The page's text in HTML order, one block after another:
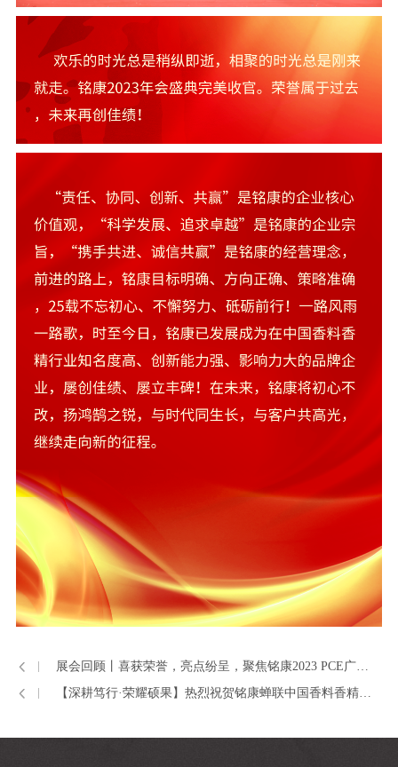
展会回顾丨喜获荣誉，亮点纷呈，聚焦铭康2023 PCE广州口腔用品展精彩瞬间
【深耕笃行·荣耀硕果】热烈祝贺铭康蝉联中国香料香精化妆品行业多项荣誉